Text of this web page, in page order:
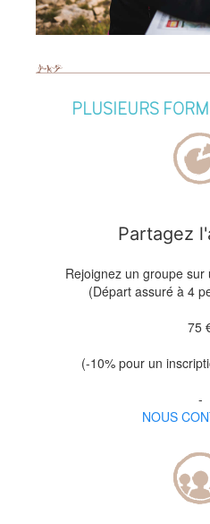
PLUSIEURS
Partagez
Rejoignez un groupe
(Départ assuré à 4
75
(-10% pour un
-
NOUS